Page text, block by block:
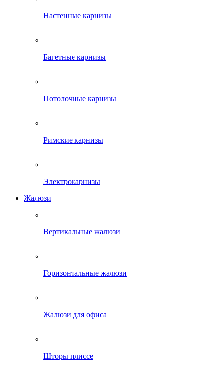
Настенные карнизы
Багетные карнизы
Потолочные карнизы
Римские карнизы
Электрокарнизы
Жалюзи
Вертикальные жалюзи
Горизонтальные жалюзи
Жалюзи для офиса
Шторы плиссе